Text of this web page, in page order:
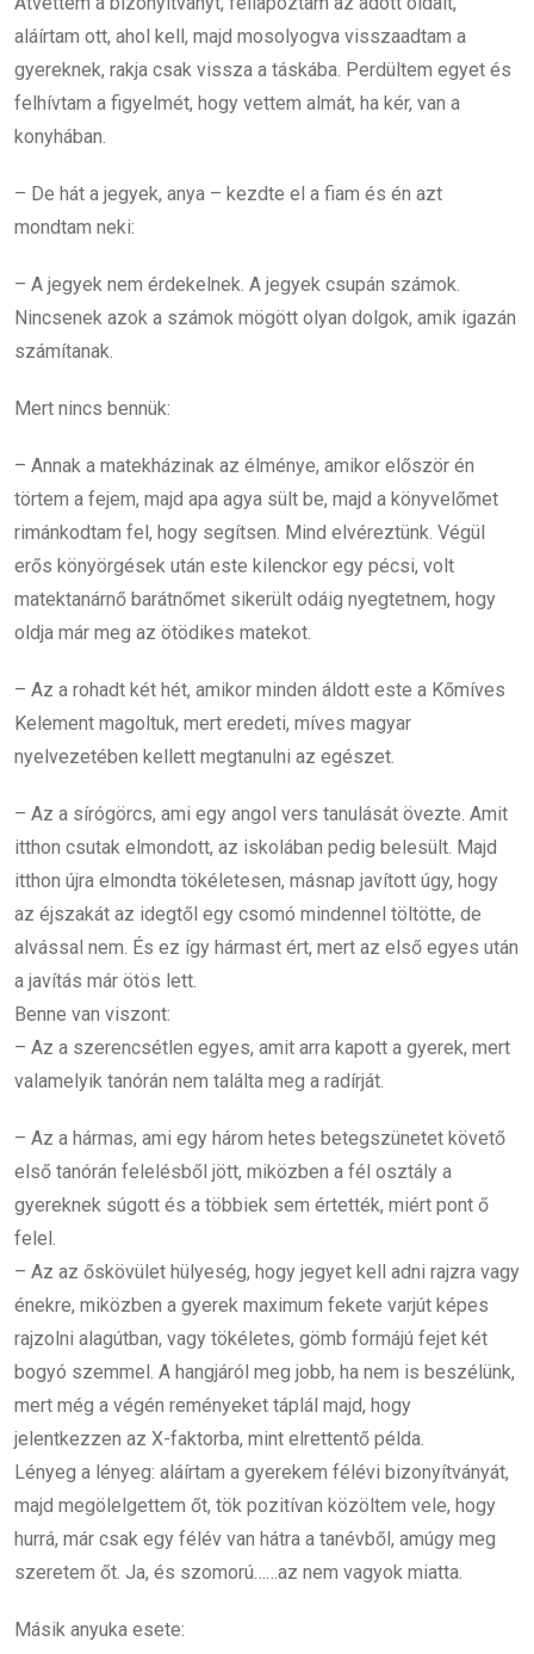
aláírtam ott, ahol kell, majd mosolyogva visszaadtam a
gyereknek, rakja csak vissza a táskába. Perdültem egyet és
felhívtam a figyelmét, hogy vettem almát, ha kér, van a
konyhában.
– De hát a jegyek, anya – kezdte el a fiam és én azt
mondtam neki:
– A jegyek nem érdekelnek. A jegyek csupán számok.
Nincsenek azok a számok mögött olyan dolgok, amik igazán
számítanak.
Mert nincs bennük:
– Annak a matekházinak az élménye, amikor először én
törtem a fejem, majd apa agya sült be, majd a könyvelőmet
rimánkodtam fel, hogy segítsen. Mind elvéreztünk. Végül
erős könyörgések után este kilenckor egy pécsi, volt
matektanárnő barátnőmet sikerült odáig nyegtetnem, hogy
oldja már meg az ötödikes matekot.
– Az a rohadt két hét, amikor minden áldott este a Kőmíves
Kelement magoltuk, mert eredeti, míves magyar
nyelvezetében kellett megtanulni az egészet.
– Az a sírógörcs, ami egy angol vers tanulását övezte. Amit
itthon csutak elmondott, az iskolában pedig belesült. Majd
itthon újra elmondta tökéletesen, másnap javított úgy, hogy
az éjszakát az idegtől egy csomó mindennel töltötte, de
alvással nem. És ez így hármast ért, mert az első egyes után
a javítás már ötös lett.
Benne van viszont:
– Az a szerencsétlen egyes, amit arra kapott a gyerek, mert
valamelyik tanórán nem találta meg a radírját.
– Az a hármas, ami egy három hetes betegszünetet követő
első tanórán felelésből jött, miközben a fél osztály a
gyereknek súgott és a többiek sem értették, miért pont ő
felel.
– Az az őskövület hülyeség, hogy jegyet kell adni rajzra vagy
énekre, miközben a gyerek maximum fekete varjút képes
rajzolni alagútban, vagy tökéletes, gömb formájú fejet két
bogyó szemmel. A hangjáról meg jobb, ha nem is beszélünk,
mert még a végén reményeket táplál majd, hogy
jelentkezzen az X-faktorba, mint elrettentő példa.
Lényeg a lényeg: aláírtam a gyerekem félévi bizonyítványát,
majd megölelgettem őt, tök pozitívan közöltem vele, hogy
hurrá, már csak egy félév van hátra a tanévből, amúgy meg
szeretem őt. Ja, és szomorú……az nem vagyok miatta.
Másik anyuka esete: